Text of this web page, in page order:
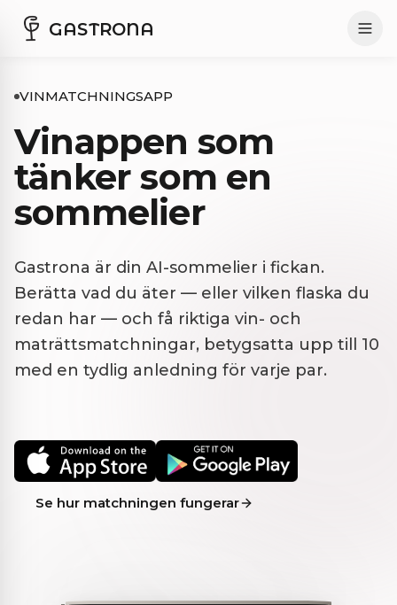
GASTRONA
VINMATCHNINGSAPP
Vinappen som
tänker som en
sommelier
Gastrona är din AI-sommelier i fickan.
Berätta vad du äter — eller vilken flaska du
redan har — och få riktiga vin- och
maträttsmatchningar, betygsatta upp till 10
med en tydlig anledning för varje par.
Se hur matchningen fungerar